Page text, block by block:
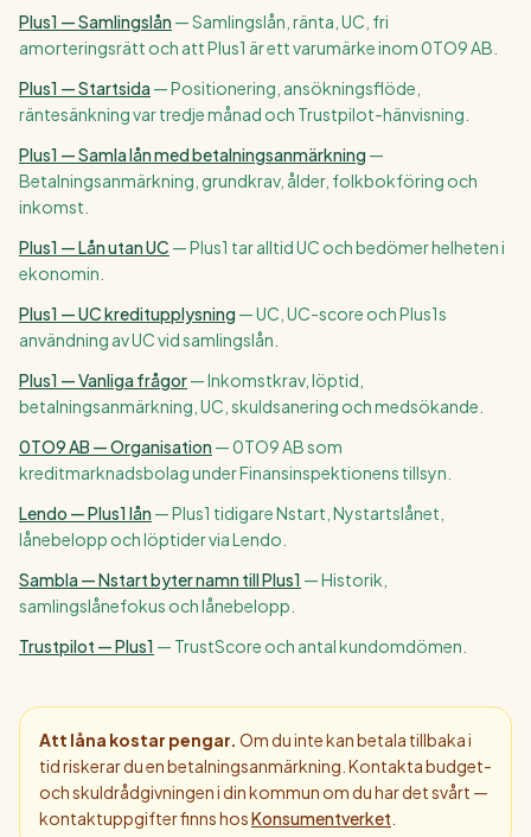
Plus1 — Samlingslån —Samlingslån, ränta, UC, fri
amorteringsrätt och att Plus1 är ett varumärke inom 0TO9 AB.
Plus1 — Startsida —Positionering, ansökningsflöde,
räntesänkning var tredje månad och Trustpilot-hänvisning.
Plus1 — Samla lån med betalningsanmärkning —
Betalningsanmärkning, grundkrav, ålder, folkbokföring och
inkomst.
Plus1 — Lån utan UC —Plus1 tar alltid UC och bedömer helheten i
ekonomin.
Plus1 — UC kreditupplysning —UC, UC-score och Plus1s
användning av UC vid samlingslån.
Plus1 — Vanliga frågor—Inkomstkrav, löptid,
betalningsanmärkning, UC, skuldsanering och medsökande.
0TO9 AB — Organisation —0TO9 AB som
kreditmarknadsbolag under Finansinspektionens tillsyn.
Lendo — Plus1 lån —Plus1 tidigare Nstart, Nystartslånet,
lånebelopp och löptider via Lendo.
Sambla — Nstart byter namn till Plus1 —Historik,
samlingslånefokus och lånebelopp.
Trustpilot — Plus1 — TrustScore och antal kundomdömen.
Att låna kostar pengar. Om du inte kan betala tillbaka i
tid riskerar du en betalningsanmärkning. Kontakta budget-
och skuldrådgivningen i din kommun om du har det svårt —
kontaktuppgifter finns hosKonsumentverket